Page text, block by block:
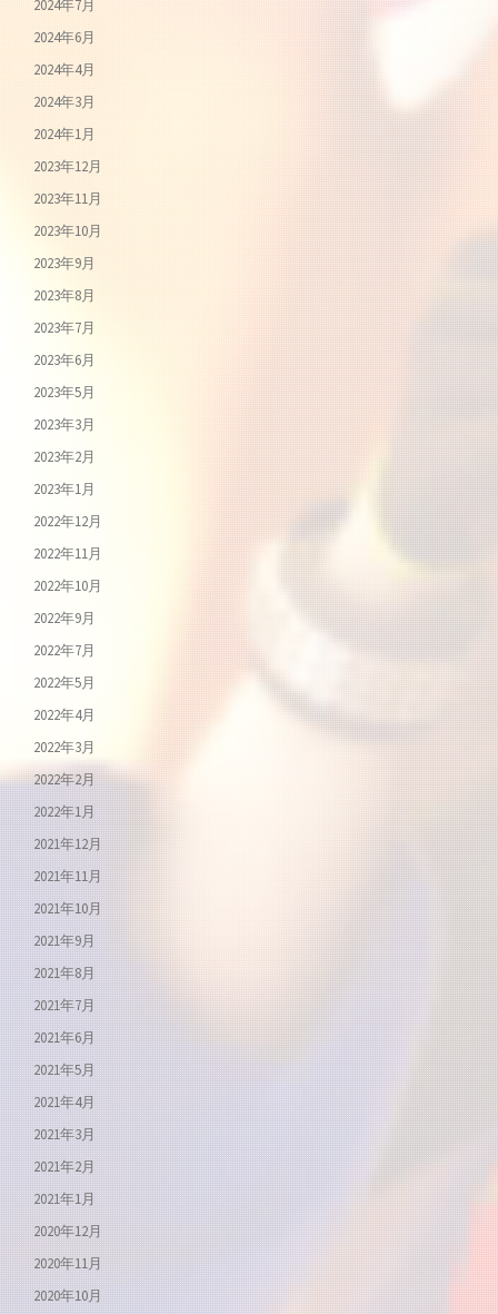
2024年7月
2024年6月
2024年4月
2024年3月
2024年1月
2023年12月
2023年11月
2023年10月
2023年9月
2023年8月
2023年7月
2023年6月
2023年5月
2023年3月
2023年2月
2023年1月
2022年12月
2022年11月
2022年10月
2022年9月
2022年7月
2022年5月
2022年4月
2022年3月
2022年2月
2022年1月
2021年12月
2021年11月
2021年10月
2021年9月
2021年8月
2021年7月
2021年6月
2021年5月
2021年4月
2021年3月
2021年2月
2021年1月
2020年12月
2020年11月
2020年10月